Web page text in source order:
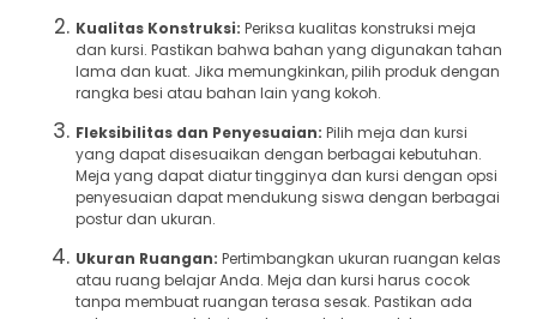
Kualitas Konstruksi: Periksa kualitas konstruksi meja
dan kursi. Pastikan bahwa bahan yang digunakan tahan
lama dan kuat. Jika memungkinkan, pilih produk dengan
rangka besi atau bahan lain yang kokoh.
Fleksibilitas dan Penyesuaian: Pilih meja dan kursi
yang dapat disesuaikan dengan berbagai kebutuhan.
Meja yang dapat diatur tingginya dan kursi dengan opsi
penyesuaian dapat mendukung siswa dengan berbagai
postur dan ukuran.
Ukuran Ruangan: Pertimbangkan ukuran ruangan kelas
atau ruang belajar Anda. Meja dan kursi harus cocok
tanpa membuat ruangan terasa sesak. Pastikan ada